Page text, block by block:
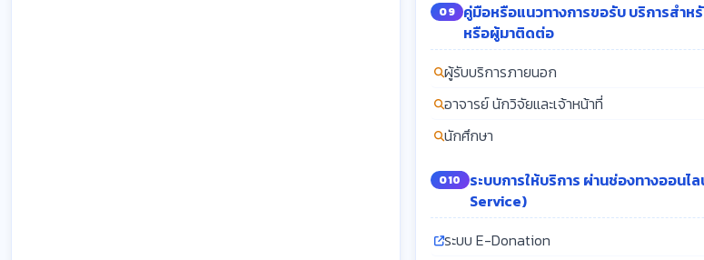
O9
คู่มือหรือแนวทางการขอรับ บริการสำห
หรือผู้มาติดต่อ
ผู้รับบริการภายนอก
อาจารย์ นักวิจัยและเจ้าหน้าที่
นักศึกษา
O10
ระบบการให้บริการ ผ่านช่องทางออนไ
Service)
ระบบ E-Donation